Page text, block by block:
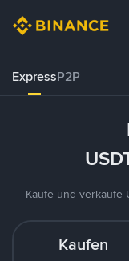
ExpressP2P
Kaufe und verkaufe
Kaufen